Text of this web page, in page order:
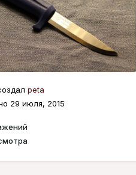
peta
29 июля, 2015